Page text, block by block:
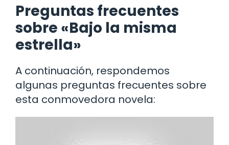
Preguntas frecuentes
sobre «Bajo la misma
estrella»
A continuación, respondemos
algunas preguntas frecuentes sobre
esta conmovedora novela: